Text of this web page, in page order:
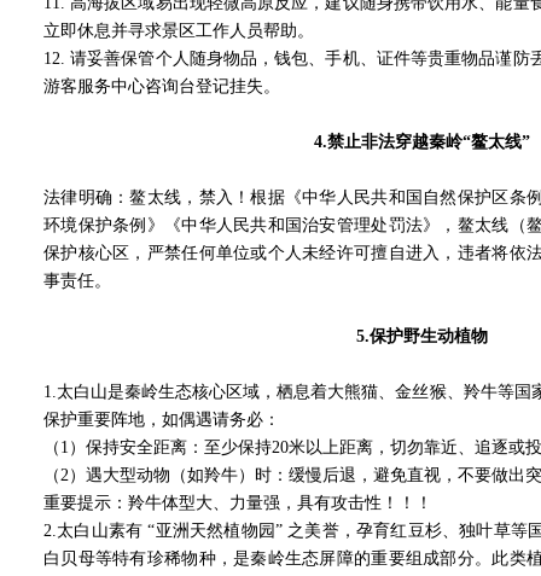
立即休息并寻求景区工作人员帮助。
12. 请妥善保管个人随身物品，钱包、手机、证件等贵重物品谨防
游客服务中心咨询台登记挂失。
4.禁止非法穿越秦岭“鳌太线”
法律明确：鳌太线，禁入！根据《中华人民共和国自然保护区条
环境保护条例》《中华人民共和国治安管理处罚法》，鳌太线（
保护核心区，严禁任何单位或个人未经许可擅自进入，违者将依
事责任。
5.保护野生动植物
1.太白山是秦岭生态核心区域，栖息着大熊猫、金丝猴、羚牛等国
保护重要阵地，如偶遇请务必：
（1）保持安全距离：至少保持20米以上距离，切勿靠近、追逐或
（2）遇大型动物（如羚牛）时：缓慢后退，避免直视，不要做出
重要提示：羚牛体型大、力量强，具有攻击性！！！
2.太白山素有 “亚洲天然植物园” 之美誉，孕育红豆杉、独叶草等
白贝母等特有珍稀物种，是秦岭生态屏障的重要组成部分。此类